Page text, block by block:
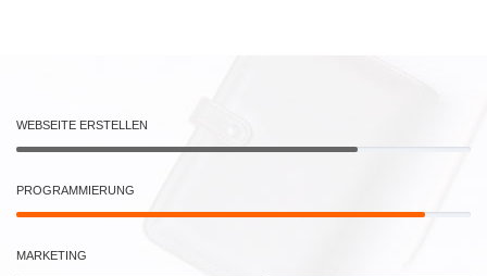
WEBSEITE ERSTELLEN
PROGRAMMIERUNG
MARKETING